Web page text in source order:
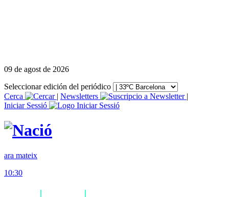
09 de agost de 2026
Seleccionar edición del periódico
Cerca
| Newsletters
|
Iniciar Sessió
ara mateix
10:30